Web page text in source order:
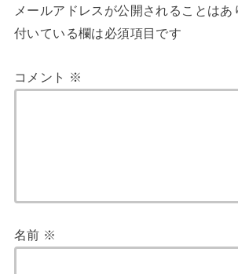
メールアドレスが公開されることはあ
付いている欄は必須項目です
コメント ※
名前 ※